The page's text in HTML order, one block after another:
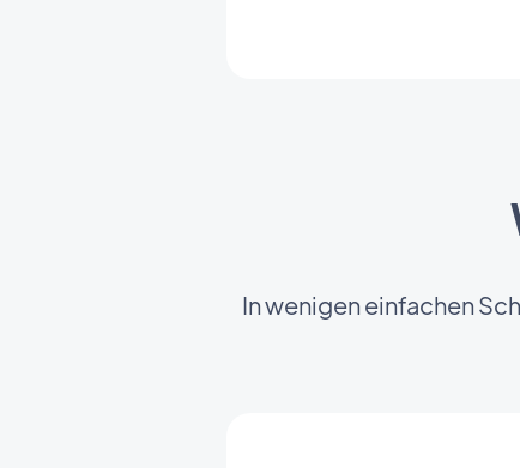
In wenigen einfachen